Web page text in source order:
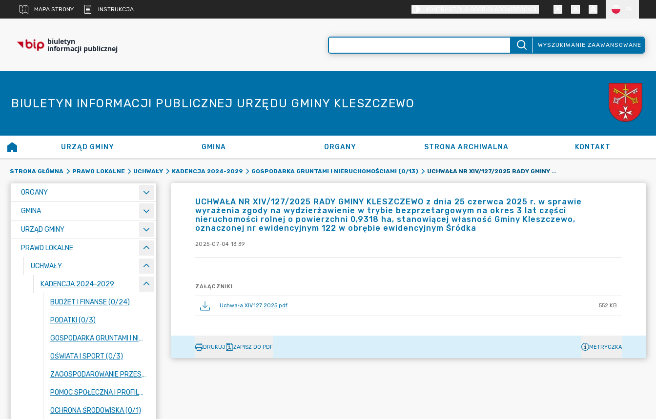
MAPA STRONY INSTRUKCJA
biuletyn
informacji publicznej WYSZUKIWANIE ZAAWANSOWANE
BIULETYN INFORMACJI PUBLICZNEJ URZĘDU GMINY KLESZCZEWO
URZĄD GMINY GMINA ORGANY STRONA ARCHIWALNA KONTAKT
STRONA GŁÓWNA PRAWO LOKALNE UCHWAŁY KADENCJA 2024-2029 GOSPODARKA GRUNTAMI I NIERUCHOMOŚCIAMI (0/13) UCHWAŁA NR XIV/127/2025 RADY GMINY KLESZCZEWO Z DNIA 25 CZERWCA 2025 R. W SPRAWIE WYRAŻENIA ZGODY NA WYDZIERŻAWIENIE W TRYBIE BEZPRZETARGOWYM NA OKRES 3 LAT CZĘŚCI NIERUCHOMOŚCI ROLNEJ O POWIERZCHNI 0,9318 HA, STANOWIĄCEJ WŁASNOŚĆ GMINY KLESZCZEWO, OZNACZONEJ NR EWIDENCYJNYM 122 W OBRĘBIE EWIDENCYJNYM ŚRÓDKA
ORGANY
GMINA
URZĄD GMINY
PRAWO LOKALNE
UCHWAŁY
KADENCJA 2024-2029
BUDŻET I FINANSE (0/24)
PODATKI (0/3)
GOSPODARKA GRUNTAMI I NIERUCHOMOŚCIAMI (0/13)
OŚWIATA I SPORT (0/3)
ZAGOSPODAROWANIE PRZESTRZENNE (0/14)
POMOC SPOŁECZNA I PROFILAKTYKA UZALEŻNIEŃ (0/2)
OCHRONA ŚRODOWISKA (0/1)
UCHWAŁA NR XIV/127/2025 RADY GMINY KLESZCZEWO z dnia 25 czerwca 2025 r. w sprawie
wyrażenia zgody na wydzierżawienie w trybie bezprzetargowym na okres 3 lat części
nieruchomości rolnej o powierzchni 0,9318 ha, stanowiącej własność Gminy Kleszczewo,
oznaczonej nr ewidencyjnym 122 w obrębie ewidencyjnym Śródka
2025-07-04 13:39
ZAŁĄCZNIKI
Uchwała.XIV.127.2025.pdf 552 KB
DRUKUJ ZAPISZ DO PDF METRYCZKA